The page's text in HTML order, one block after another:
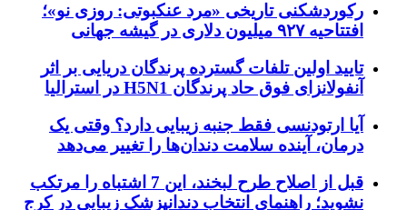
رکوردشکنی تاریخی «مرد عنکبوتی: روزی نو»؛
افتتاحیه ۹۲۷ میلیون دلاری در گیشه جهانی
تایید اولین تلفات گسترده پرندگان دریایی بر اثر
آنفولانزای فوق حاد پرندگان H5N1 در استرالیا
آیا ارتودنسی فقط جنبه زیبایی دارد؟ وقتی یک
درمان، آینده سلامت دندان‌ها را تغییر می‌دهد
قبل از اصلاح طرح لبخند، این 7 اشتباه را مرتکب
نشوید؛ راهنمای انتخاب دندانپزشک زیبایی در کرج